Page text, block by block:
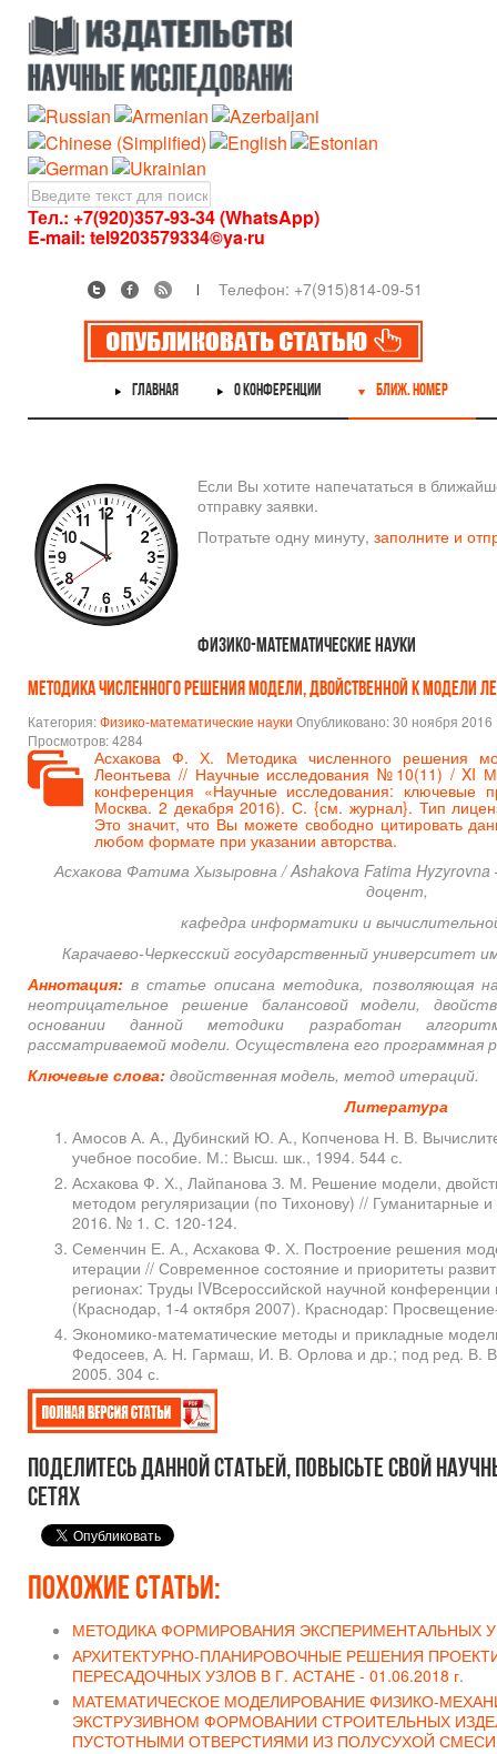
Тел.: +7(920)357-93-34 (WhatsApp)
E-mail: tel9203579334©ya·ru
Телефон: +7(915)814-09-51
ГЛАВНАЯ О КОНФЕРЕНЦИИ БЛИЖ. НОМЕР
Если Вы хотите напечататься в
отправку заявки.
Потратьте одну минуту, заполните и
Физико-математические науки
Методика численного решения модели, двойственной к модели
Категория:Физико-математические науки Опубликовано: 30 ноября 2016
Просмотров: 4284
Асхакова Ф. Х. Методика численного решения
Леонтьева // Научные исследования №10(11) / XI
конференция «Научные исследования: ключевые
Москва. 2 декабря 2016). С. {см. журнал}. Тип
Это значит, что Вы можете свободно цитировать
любом формате при указании авторства.
Асхакова Фатима Хызыровна / Ashakova Fatima Hyzyrovna
доцент,
кафедра информатики и
Карачаево-Черкесский государственный университет
Аннотация: в статье описана методика, позволяющая
неотрицательное решение балансовой модели,
основании данной методики разработан
рассматриваемой модели. Осуществлена его программная
Ключевые слова: двойственная модель, метод итераций.
Литература
Амосов А. А., Дубинский Ю. А., Копченова Н. В.
учебное пособие. М.: Высш. шк., 1994. 544 с.
Асхакова Ф. Х., Лайпанова З. М. Решение модели,
методом регуляризации (по Тихонову) // Гуманитарные
2016. № 1. С. 120-124.
Семенчин Е. А., Асхакова Ф. Х. Построение решения
итерации // Современное состояние и приоритеты
регионах: Труды IVВсероссийской научной
(Краснодар, 1-4 октября 2007). Краснодар:
Экономико-математические методы и прикладные
Федосеев, А. Н. Гармаш, И. В. Орлова и др.; под ред.
2005. 304 с.
Поделитесь данной статьей, повысьте свой
сетях
Похожие статьи:
МЕТОДИКА ФОРМИРОВАНИЯ ЭКСПЕРИМЕНТАЛЬНЫХ
АРХИТЕКТУРНО-ПЛАНИРОВОЧНЫЕ РЕШЕНИЯ
ПЕРЕСАДОЧНЫХ УЗЛОВ В Г. АСТАНЕ - 01.06.2018 г.
МАТЕМАТИЧЕСКОЕ МОДЕЛИРОВАНИЕ ФИЗИКО-
ЭКСТРУЗИВНОМ ФОРМОВАНИИ СТРОИТЕЛЬНЫХ
ПУСТОТНЫМИ ОТВЕРСТИЯМИ ИЗ ПОЛУСУХОЙ